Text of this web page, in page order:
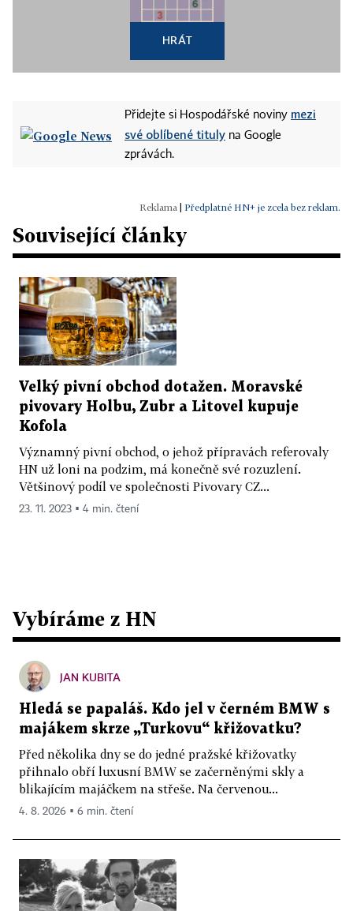
HRÁT
Přidejte si Hospodářské noviny mezi
své oblíbené tituly na Google
zprávách.
Předplatné HN+ je zcela bez reklam.
Související články
Velký pivní obchod dotažen. Moravské
pivovary Holbu, Zubr a Litovel kupuje
Kofola
Významný pivní obchod, o jehož přípravách referovaly
HN už loni na podzim, má konečně své rozuzlení.
Většinový podíl ve společnosti Pivovary CZ...
23. 11. 2023 ▪ 4 min. čtení
Vybíráme z HN
JAN KUBITA
Hledá se papaláš. Kdo jel v černém BMW s
majákem skrze „Turkovu“ křižovatku?
Před několika dny se do jedné pražské křižovatky
přihnalo obří luxusní BMW se začerněnými skly a
blikajícím majáčkem na střeše. Na červenou...
4. 8. 2026 ▪ 6 min. čtení